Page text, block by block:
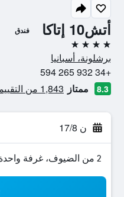
أتش10 إتاكا فندق
4 نجوم
برشلونة، أسبانيا
+34 932 265 594
8.3 ممتاز 1,843 من التقييمات تم التحقق منها
ن 17/8
2 من الضيوف، غرفة واحدة